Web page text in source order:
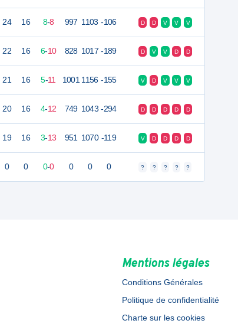
24 16 8-8 997 1103 -106 D D V V V
22 16 6-10 828 1017 -189 D V V D D
21 16 5-11 1001 1156 -155 V D V V V
20 16 4-12 749 1043 -294 D D D D D
19 16 3-13 951 1070 -119 V D D D D
0 0 0-0 0 0 0 ? ? ? ? ?
Mentions légales
Conditions Générales
Politique de confidentialité
Charte sur les cookies